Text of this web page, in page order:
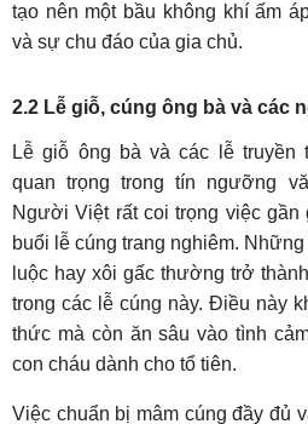
tạo nên một bầu không khí ấm
và sự chu đáo của gia chủ.
2.2 Lễ giỗ, cúng ông bà và các
Lễ giỗ ông bà và các lễ truyền
quan trọng trong tín ngưỡng
Người Việt rất coi trọng việc
buổi lễ cúng trang nghiêm.
luộc hay xôi gấc thường trở
trong các lễ cúng này. Điều này
thức mà còn ăn sâu vào tình
con cháu dành cho tổ tiên.
Việc chuẩn bị mâm cúng đầy đủ